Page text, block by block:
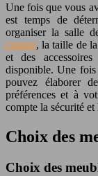
Une fois que vous
est temps de
organiser la salle
cuisine, la taille de
et des
disponible. Une
pouvez élaborer
préférences et à
compte la sécurité
Choix des
Choix des